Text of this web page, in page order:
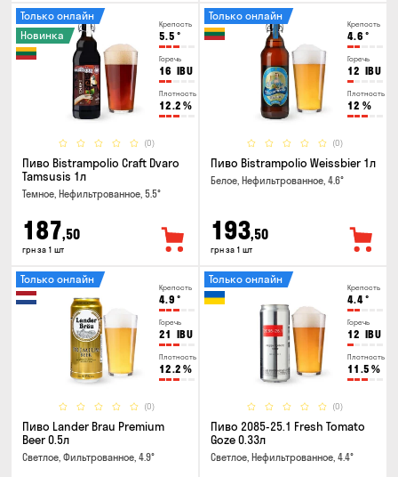
Крепость
5.5 °
Горечь
16 IBU
Плотность
12.2 %
(0)
Только онлайн
Новинка
Пиво Bistrampolio Craft Dvaro
Tamsusis 1л
Темное, Нефильтрованное, 5.5°
187,50
грн за 1 шт
Крепость
4.6 °
Горечь
12 IBU
Плотность
12 %
(0)
Только онлайн
Пиво Bistrampolio Weissbier 1л
Белое, Нефильтрованное, 4.6°
193,50
грн за 1 шт
Крепость
4.9 °
Горечь
21 IBU
Плотность
12.2 %
(0)
Только онлайн
Пиво Lander Brau Premium
Beer 0.5л
Светлое, Фильтрованное, 4.9°
Крепость
4.4°
Горечь
12 IBU
Плотность
11.5 %
(0)
Только онлайн
Пиво 2085-25.1 Fresh Tomato
Goze 0.33л
Светлое, Нефильтрованное, 4.4°